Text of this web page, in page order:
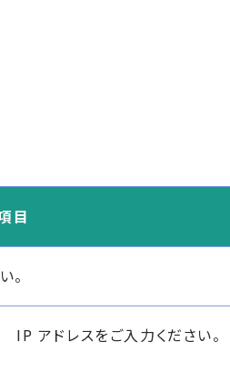
目
。
IP アドレスをご入力ください。